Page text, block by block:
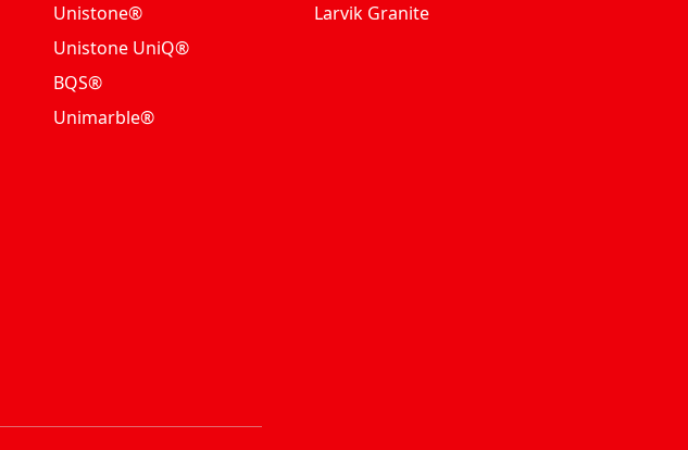
Unistone®
Unistone UniQ®
BQS®
Unimarble®
Larvik Granite